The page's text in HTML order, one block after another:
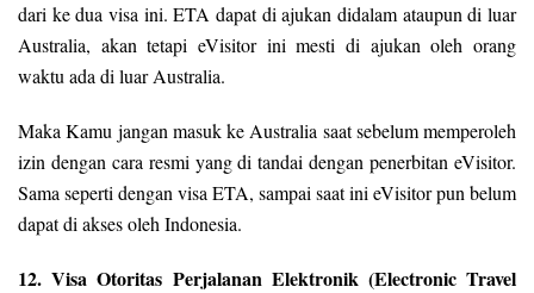
dari ke dua visa ini. ETA dapat di ajukan didalam ataupun di luar
Australia, akan tetapi eVisitor ini mesti di ajukan oleh orang
waktu ada di luar Australia.
Maka Kamu jangan masuk ke Australia saat sebelum memperoleh
izin dengan cara resmi yang di tandai dengan penerbitan eVisitor.
Sama seperti dengan visa ETA, sampai saat ini eVisitor pun belum
dapat di akses oleh Indonesia.
12. Visa Otoritas Perjalanan Elektronik (Electronic Travel